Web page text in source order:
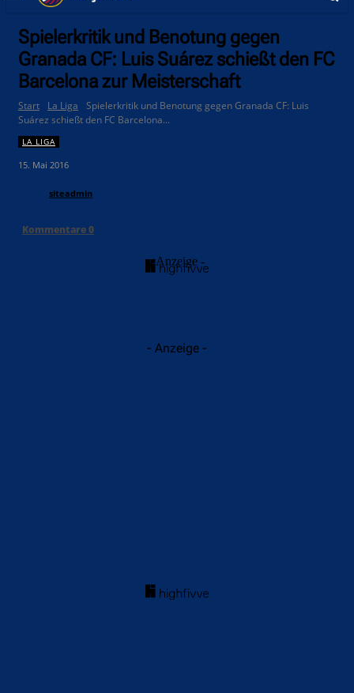
Spielerkritik und Benotung gegen
Granada CF: Luis Suárez schießt den FC
Barcelona zur Meisterschaft
Start La Liga
Spielerkritik und Benotung gegen Granada CF: Luis
Suárez schießt den FC Barcelona...
LA LIGA
15. Mai 2016
siteadmin
Kommentare0
- Anzeige -
- Anzeige -